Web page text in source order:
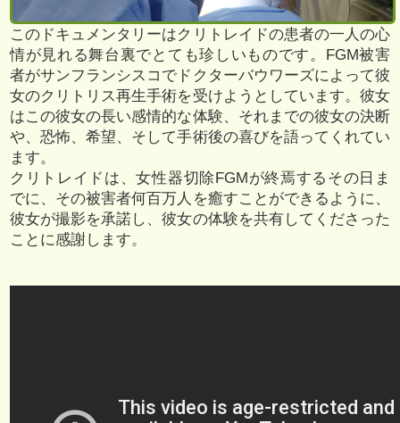
このドキュメンタリーはクリトレイドの患者の一人の心
情が見れる舞台裏でとても珍しいものです。FGM被害
者がサンフランシスコでドクターバウワーズによって彼
女のクリトリス再生手術を受けようとしています。彼女
はこの彼女の長い感情的な体験、それまでの彼女の決断
や、恐怖、希望、そして手術後の喜びを語ってくれてい
ます。
クリトレイドは、女性器切除FGMが終焉するその日ま
でに、その被害者何百万人を癒すことができるように、
彼女が撮影を承諾し、彼女の体験を共有してくださった
ことに感謝します。